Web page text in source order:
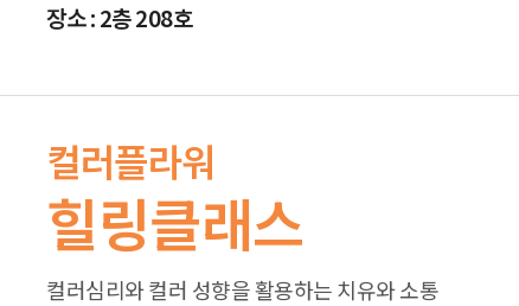
장소 : 2층 208호
컬러플라워
힐링클래스
컬러심리와 컬러 성향을 활용하는 치유와 소통